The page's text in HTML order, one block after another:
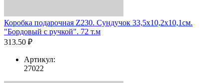
Коробка подарочная Z230. Сундучок 33,5х10,2х10,1см.
"Бордовый с ручкой". 72 т.м
313.50 ₽
Артикул:
27022